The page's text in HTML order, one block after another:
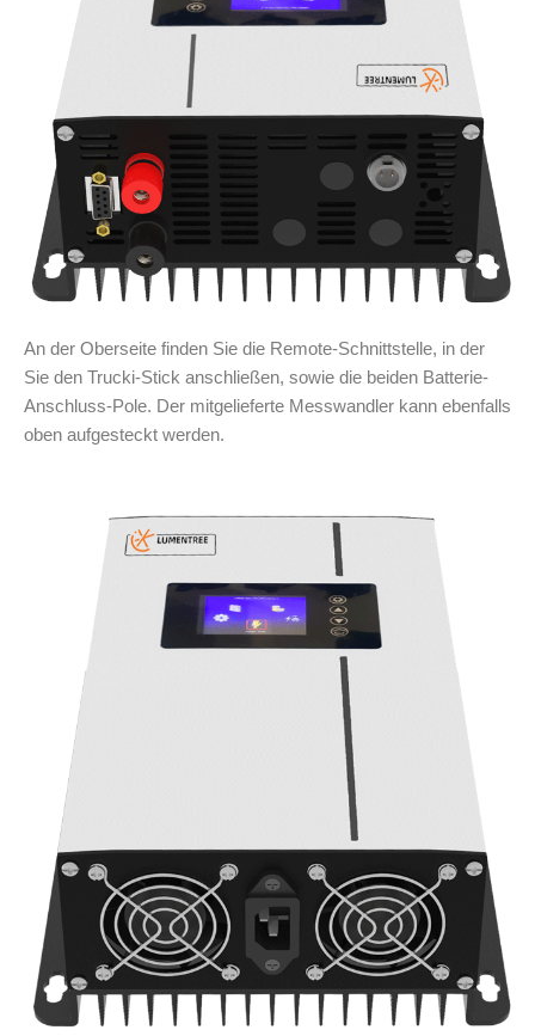
An der Oberseite finden Sie die Remote-Schnittstelle, in der
Sie den Trucki-Stick anschließen, sowie die beiden Batterie-
Anschluss-Pole. Der mitgelieferte Messwandler kann ebenfalls
oben aufgesteckt werden.